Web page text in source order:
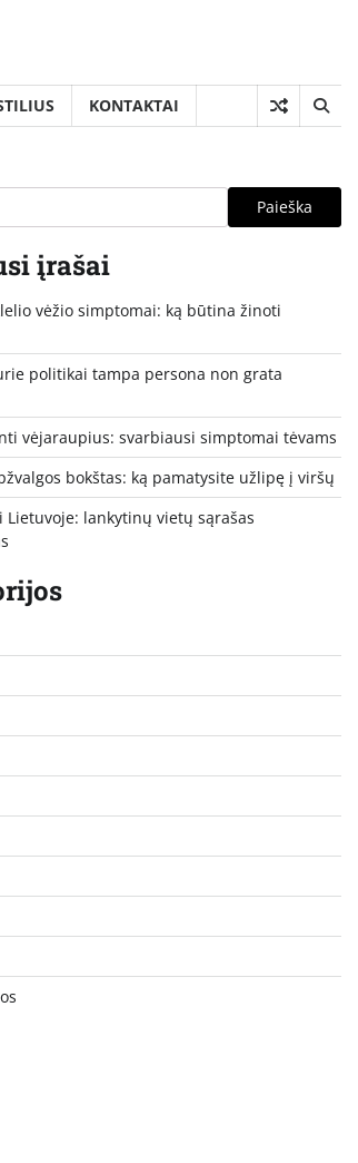
KONTAKTAI
Paieška
įrašai
vėžio simptomai: ką būtina žinoti
politikai tampa persona non grata
vėjaraupius: svarbiausi simptomai tėvams
bokštas: ką pamatysite užlipę į viršų
Lietuvoje: lankytinų vietų sąrašas